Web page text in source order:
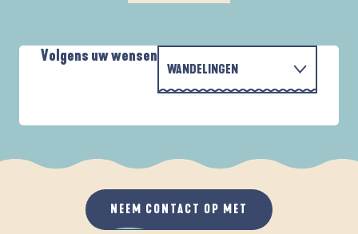
Volgens uw wensen
WANDELINGEN
ALS HET REGENT
IN DE FRISSE LUCHT
PARCOURS D'INTERPRÉTATION DE L'ANSE
NEEM CONTACT OP MET